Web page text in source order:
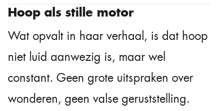
Hoop als stille motor
Wat opvalt in haar verhaal, is dat hoop
niet luid aanwezig is, maar wel
constant. Geen grote uitspraken over
wonderen, geen valse geruststelling.